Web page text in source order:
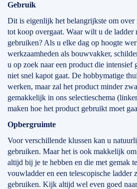
Gebruik
Dit is eigenlijk het belangrijkste om over
tot koop overgaat. Waar wilt u de ladder
gebruiken? Als u elke dag op hoogte
werkzaamheden als bouwvakker,
u op zoek naar een product die intensief
niet snel kapot gaat. De hobbymatige
werken, maar zal het product minder
gemakkelijk in ons selectieschema
maken hoe het product gebruikt moet
Opbergruimte
Voor verschillende klussen kan u
gebruiken. Maar het is ook makkelijk
altijd bij je te hebben en die met gemak
vouwladder en een telescopische ladder
gebruiken. Kijk altijd wel even goed